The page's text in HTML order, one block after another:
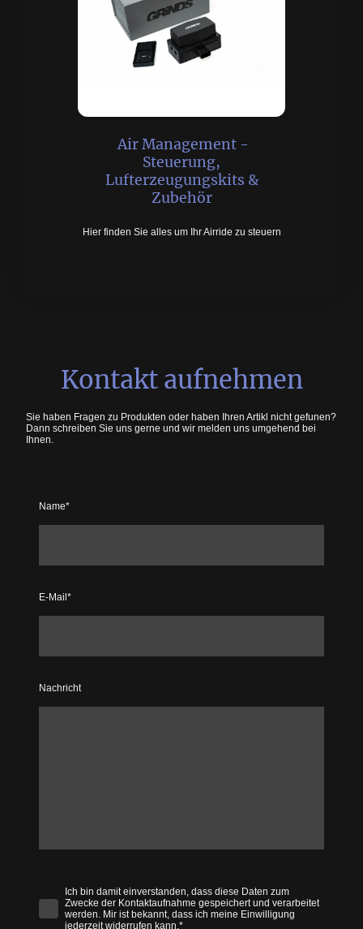
Air Management -
Steuerung,
Lufterzeugungskits &
Zubehör
Hier finden Sie alles um Ihr Airride zu steuern
Kontakt aufnehmen
Sie haben Fragen zu Produkten oder haben Ihren Artikl nicht gefunen?
Dann schreiben Sie uns gerne und wir melden uns umgehend bei
Ihnen.
Name*
E-Mail *
Nachricht
Ich bin damit einverstanden, dass diese Daten zum
Zwecke der Kontaktaufnahme gespeichert und verarbeitet
werden. Mir ist bekannt, dass ich meine Einwilligung
jederzeit widerrufen kann. *